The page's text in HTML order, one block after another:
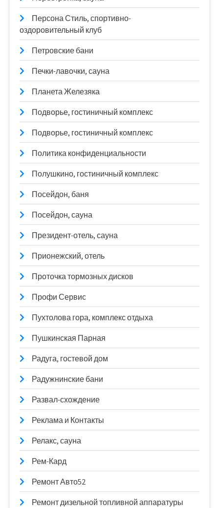
Персона Стиль, спортивно-
оздоровительный клуб
Петровские бани
Печки-лавочки, сауна
Планета Железяка
Подворье, гостиничный комплекс
Подворье, гостиничный комплекс
Политика конфиденциальности
Полушкино, гостиничный комплекс
Посейдон, баня
Посейдон, сауна
Президент-отель, сауна
Прионежский, отель
Проточка тормозных дисков
Профи Сервис
Пухтолова гора, комплекс отдыха
Пушкинская Парная
Радуга, гостевой дом
Радужнинские бани
Развал-схождение
Реклама и Контакты
Релакс, сауна
Рем-Кард
Ремонт Авто52
Ремонт дизельной топливной аппаратуры